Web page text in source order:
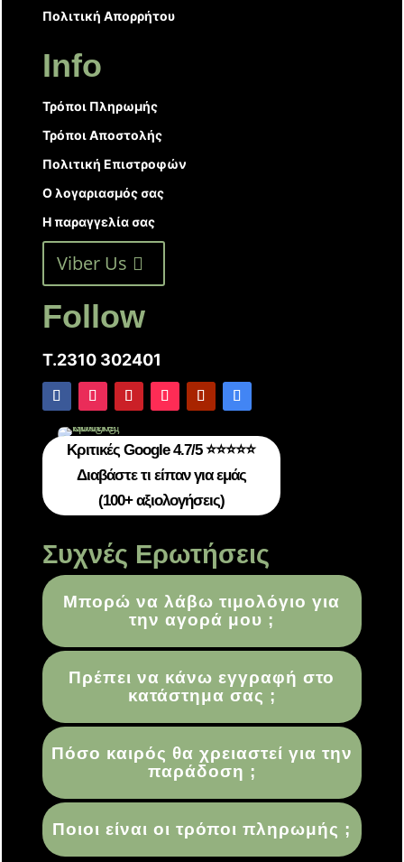
Πολιτική Απορρήτου
Info
Τρόποι Πληρωμής
Τρόποι Αποστολής
Πολιτική Επιστροφών
Ο λογαριασμός σας
Η παραγγελία σας
Viber Us
Follow
T.2310 302401
Κριτικές Google 4.7/5 ⭐⭐⭐⭐⭐
Διαβάστε τι είπαν για εμάς
(100+ αξιολογήσεις)
Συχνές Ερωτήσεις
Μπορώ να λάβω τιμολόγιο για
την αγορά μου ;
Πρέπει να κάνω εγγραφή στο
κατάστημα σας ;
Πόσο καιρός θα χρειαστεί για την
παράδοση ;
Ποιοι είναι οι τρόποι πληρωμής ;